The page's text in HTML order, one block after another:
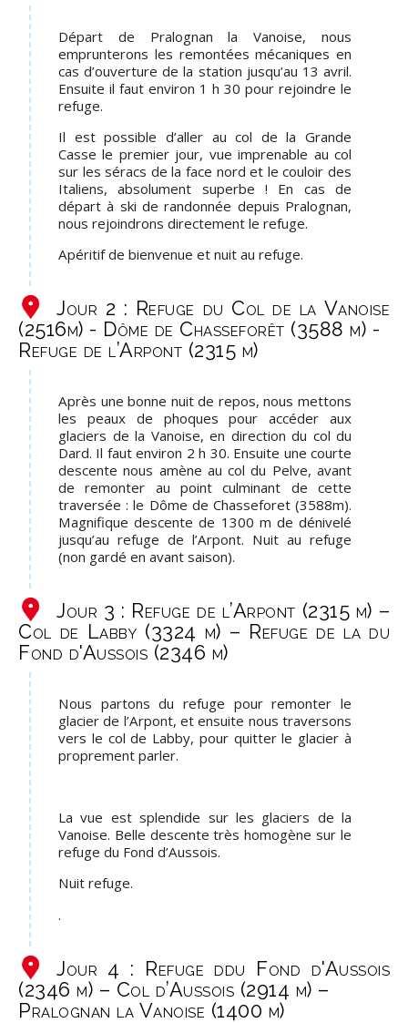
Départ de Pralognan la Vanoise, nous
emprunterons les remontées mécaniques en
cas d’ouverture de la station jusqu’au 13 avril.
Ensuite il faut environ 1 h 30 pour rejoindre le
refuge.
Il est possible d’aller au col de la Grande
Casse le premier jour, vue imprenable au col
sur les séracs de la face nord et le couloir des
Italiens, absolument superbe ! En cas de
départ à ski de randonnée depuis Pralognan,
nous rejoindrons directement le refuge.
Apéritif de bienvenue et nuit au refuge.
Jour 2 : Refuge du Col de la Vanoise
(2516m) - Dôme de Chasseforêt (3588 m) -
Refuge de l’Arpont (2315 m)
Après une bonne nuit de repos, nous mettons
les peaux de phoques pour accéder aux
glaciers de la Vanoise, en direction du col du
Dard. Il faut environ 2 h 30. Ensuite une courte
descente nous amène au col du Pelve, avant
de remonter au point culminant de cette
traversée : le Dôme de Chasseforet (3588m).
Magnifique descente de 1300 m de dénivelé
jusqu’au refuge de l’Arpont. Nuit au refuge
(non gardé en avant saison).
Jour 3 : Refuge de l’Arpont (2315 m) –
Col de Labby (3324 m) – Refuge de la du
Fond d'Aussois (2346 m)
Nous partons du refuge pour remonter le
glacier de l’Arpont, et ensuite nous traversons
vers le col de Labby, pour quitter le glacier à
proprement parler.
La vue est splendide sur les glaciers de la
Vanoise. Belle descente très homogène sur le
refuge du Fond d’Aussois.
Nuit refuge.
.
Jour 4 : Refuge ddu Fond d'Aussois
(2346 m) – Col d’Aussois (2914 m) –
Pralognan la Vanoise (1400 m)